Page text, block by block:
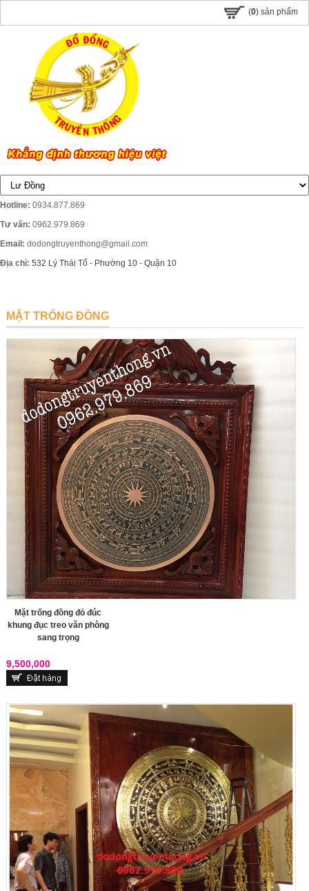
(0) sản phẩm
Hotline: 0934.877.869
Tư vấn: 0962.979.869
Email: dodongtruyenthong@gmail.com
Địa chỉ: 532 Lý Thái Tổ - Phường 10 - Quận 10
MẶT TRỐNG ĐỒNG
Mặt trống đồng đỏ đúc
khung đục treo văn phòng
sang trọng
9,500,000